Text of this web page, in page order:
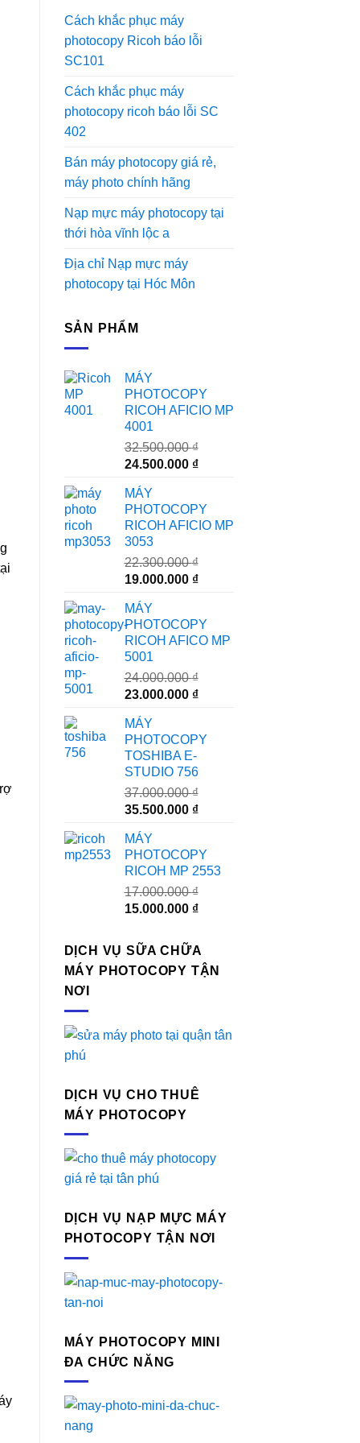
Cách khắc phục máy
photocopy Ricoh báo lỗi
SC101
Cách khắc phục máy
photocopy ricoh báo lỗi SC
402
Bán máy photocopy giá rẻ,
máy photo chính hãng
Nạp mực máy photocopy tại
thới hòa vĩnh lộc a
Địa chỉ Nạp mực máy
photocopy tại Hóc Môn
SẢN PHẨM
MÁY
PHOTOCOPY
RICOH AFICIO MP
4001
32.500.000₫
Giá
là:
32.500.000 ₫.
24.500.000 ₫Giá
là:
24.500.000 ₫.
MÁY
PHOTOCOPY
RICOH AFICIO MP
3053
22.300.000₫
Giá
là:
22.300.000 ₫.
19.000.000 ₫Giá
là:
19.000.000 ₫.
MÁY
PHOTOCOPY
RICOH AFICO MP
5001
24.000.000₫
Giá
là:
24.000.000 ₫.
23.000.000 ₫Giá
là:
MÁY
PHOTOCOPY
TOSHIBA E-
STUDIO 756
37.000.000₫
Giá
là:
37.000.000 ₫.
35.500.000 ₫Giá
là:
35.500.000 ₫.
MÁY
PHOTOCOPY
RICOH MP 2553
17.000.000₫
Giá
17.000.000 ₫.
15.000.000 ₫Giá
là:
15.000.000 ₫.
DỊCH VỤ SỮA CHỮA
MÁY PHOTOCOPY TẬN
NƠI
DỊCH VỤ CHO THUÊ
MÁY PHOTOCOPY
DỊCH VỤ NẠP MỰC MÁY
PHOTOCOPY TẬN NƠI
MÁY PHOTOCOPY MINI
ĐA CHỨC NĂNG